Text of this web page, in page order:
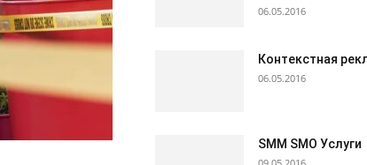
06.05.2016
Контекстная
06.05.2016
SMM SMO Услуги